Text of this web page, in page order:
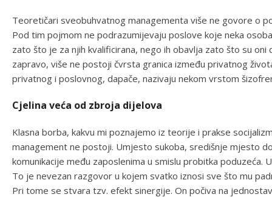
Teoretičari sveobuhvatnog managementa više ne govore o
Pod tim pojmom ne podrazumijevaju poslove koje neka
zato što je za njih kvalificirana, nego ih obavlja zato što su
zapravo, više ne postoji čvrsta granica između privatnog
privatnog i poslovnog, dapače, nazivaju nekom vrstom
Cjelina veća od zbroja dijelova
Klasna borba, kakvu mi poznajemo iz teorije i prakse
management ne postoji. Umjesto sukoba, središnje mjesto
komunikacije među zaposlenima u smislu probitka poduzeća.
To je nevezan razgovor u kojem svatko iznosi sve što mu
Pri tome se stvara tzv. efekt sinergije. On počiva na